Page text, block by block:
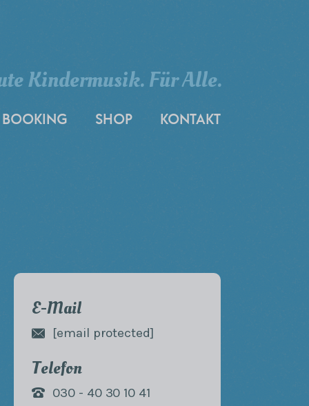
Kindermusik. Für Alle.
BOOKING SHOP KONTAKT
E-Mail
[email protected]
Telefon
030 - 40 30 10 41